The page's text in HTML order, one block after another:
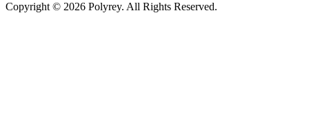
Copyright © 2026 Polyrey. All Rights Reserved.